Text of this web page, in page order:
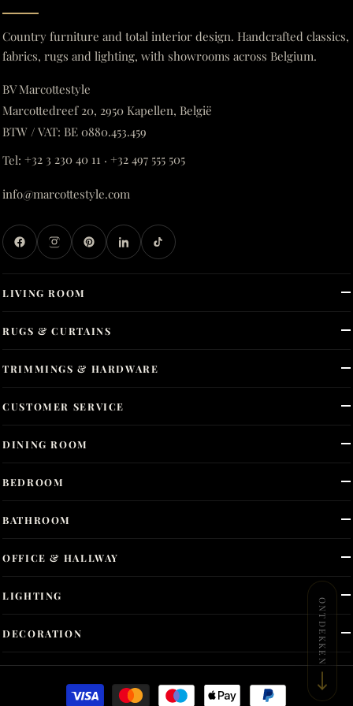
Country furniture and total interior design. Handcrafted classics,
fabrics, rugs and lighting, with showrooms across Belgium.
BV Marcottestyle
Marcottedreef 20, 2950 Kapellen, België
BTW / VAT: BE 0880.453.459
Tel: +32 3 230 40 11 · +32 497 555 505
info@marcottestyle.com
LIVING ROOM
DINING ROOM
BEDROOM
BATHROOM
OFFICE & HALLWAY
LIGHTING
DECORATION
RUGS & CURTAINS
TRIMMINGS & HARDWARE
CUSTOMER SERVICE
ONTDEKKEN